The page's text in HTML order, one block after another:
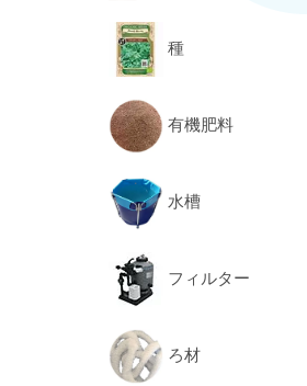
種
有機肥料
水槽
フィルター
ろ材